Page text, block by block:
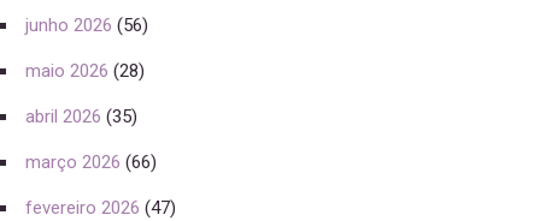
junho 2026 (56)
maio 2026 (28)
abril 2026 (35)
março 2026 (66)
fevereiro 2026 (47)